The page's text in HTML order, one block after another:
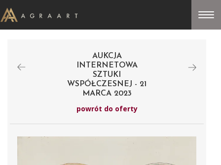
AUKCJA
INTERNETOWA
SZTUKI
WSPÓŁCZESNEJ - 21
MARCA 2023
powrót do oferty